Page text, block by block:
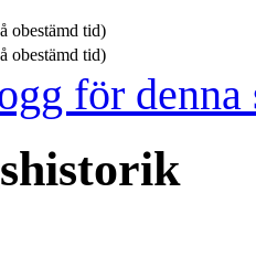
obestämd tid)
obestämd tid)
för denna